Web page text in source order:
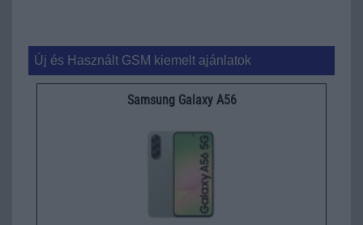
Új és Használt GSM kiemelt ajánlatok
Samsung Galaxy A56